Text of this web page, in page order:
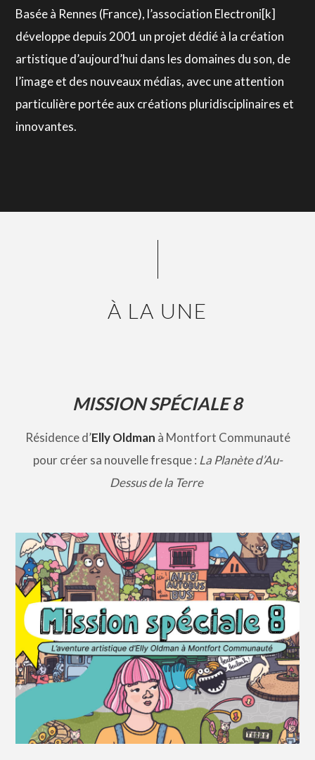
Basée à Rennes (France), l’association Electroni[k]
développe depuis 2001 un projet dédié à la création
artistique d’aujourd’hui dans les domaines du son, de
l’image et des nouveaux médias, avec une attention
particulière portée aux créations pluridisciplinaires et
innovantes.
À LA UNE
MISSION SPÉCIALE 8
Résidence d’Elly Oldman à Montfort Communauté
pour créer sa nouvelle fresque : La Planète d’Au-
Dessus de la Terre